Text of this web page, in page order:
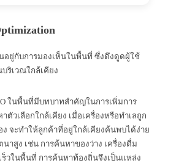
ยู่กับการมองเห็นในพื้นที่ ซึ่งดึงดูดผู้ใช้
ริเวณใกล้เคียง
ในพื้นที่มีบทบาทสำคัญในการเพิ่มการ
วเลือกใกล้เคียง เมื่อเครื่องหรือทำเลถูก
จะทำให้ลูกค้าที่อยู่ใกล้เคียงค้นพบได้ง่าย
าสูง เช่น การค้นหาของว่าง เครื่องดื่ม
ร็วในพื้นที่ การค้นหาท้องถิ่นจึงเป็นแหล่ง